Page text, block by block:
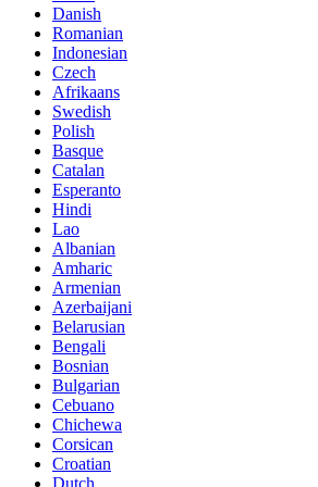
Danish
Romanian
Indonesian
Czech
Afrikaans
Swedish
Polish
Basque
Catalan
Esperanto
Hindi
Lao
Albanian
Amharic
Armenian
Azerbaijani
Belarusian
Bengali
Bosnian
Bulgarian
Cebuano
Chichewa
Corsican
Croatian